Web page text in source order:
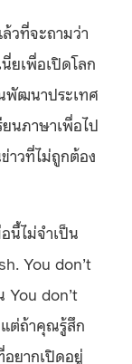
วที่จะถามว่า
ยเพื่อเปิดโลก
พัฒนาประเทศ
ยนภาษาเพื่อไป
ข่าวที่ไม่ถูกต้อง
นี้ไม่จำเป็น
You don’t
You don’t
แต่ถ้าคุณรู้สึก
อยากเปิดอยู่